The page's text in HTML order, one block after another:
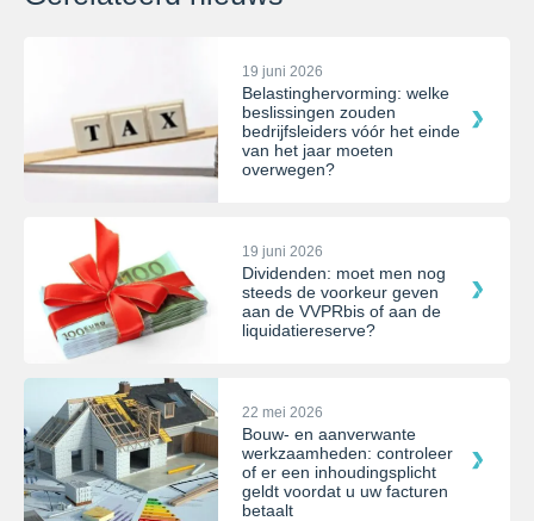
19 juni 2026
Belastinghervorming: welke
beslissingen zouden
bedrijfsleiders vóór het einde
van het jaar moeten
overwegen?
19 juni 2026
Dividenden: moet men nog
steeds de voorkeur geven
aan de VVPRbis of aan de
liquidatiereserve?
22 mei 2026
Bouw- en aanverwante
werkzaamheden: controleer
of er een inhoudingsplicht
geldt voordat u uw facturen
betaalt